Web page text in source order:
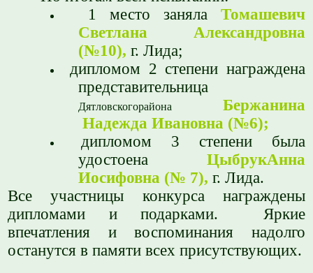
1 место заняла Томашевич
Светлана Александровна
(№10), г. Лида;
дипломом 2 степени награждена
представительница
Дятловскогорайона Бержанина
Надежда Ивановна (№6);
дипломом 3 степени была
удостоена ЦыбрукАнна
Иосифовна (№ 7), г. Лида.
Все участницы конкурса награждены
дипломами и подарками.
Яркие
впечатления и воспоминания надолго
останутся в памяти всех присутствующих.